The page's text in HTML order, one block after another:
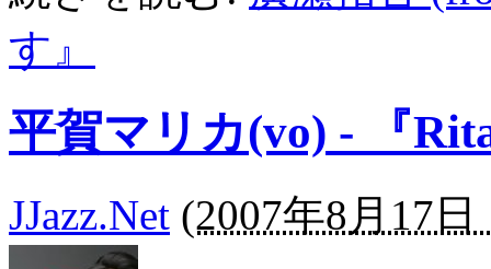
す』
平賀マリカ(vo) - 『
JJazz.Net (2007年8月17日